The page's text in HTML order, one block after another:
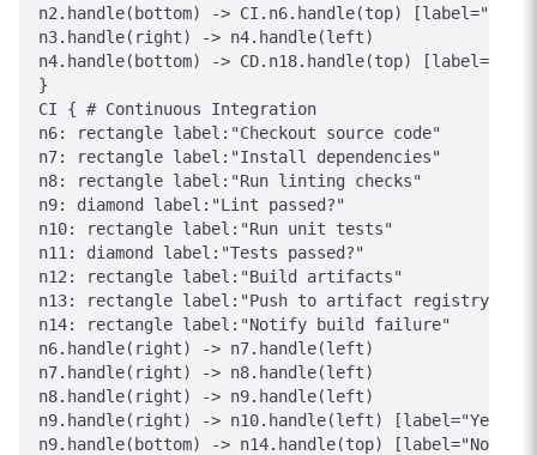
n2.handle(bottom) -> CI.n6.handle(top)
n3.handle(right) -> n4.handle(left)
n4.handle(bottom) -> CD.n18.handle(top)
}
CI { # Continuous Integration
n6: rectangle label:"Checkout source code"
n7: rectangle label:"Install dependencies"
n8: rectangle label:"Run linting checks"
n9: diamond label:"Lint passed?"
n10: rectangle label:"Run unit tests"
n11: diamond label:"Tests passed?"
n12: rectangle label:"Build artifacts"
n13: rectangle label:"Push to artifact registry"
n14: rectangle label:"Notify build failure"
n6.handle(right) -> n7.handle(left)
n7.handle(right) -> n8.handle(left)
n8.handle(right) -> n9.handle(left)
n9.handle(right) -> n10.handle(left) [label="Yes"]
n9.handle(bottom) -> n14.handle(top) [label="No"]